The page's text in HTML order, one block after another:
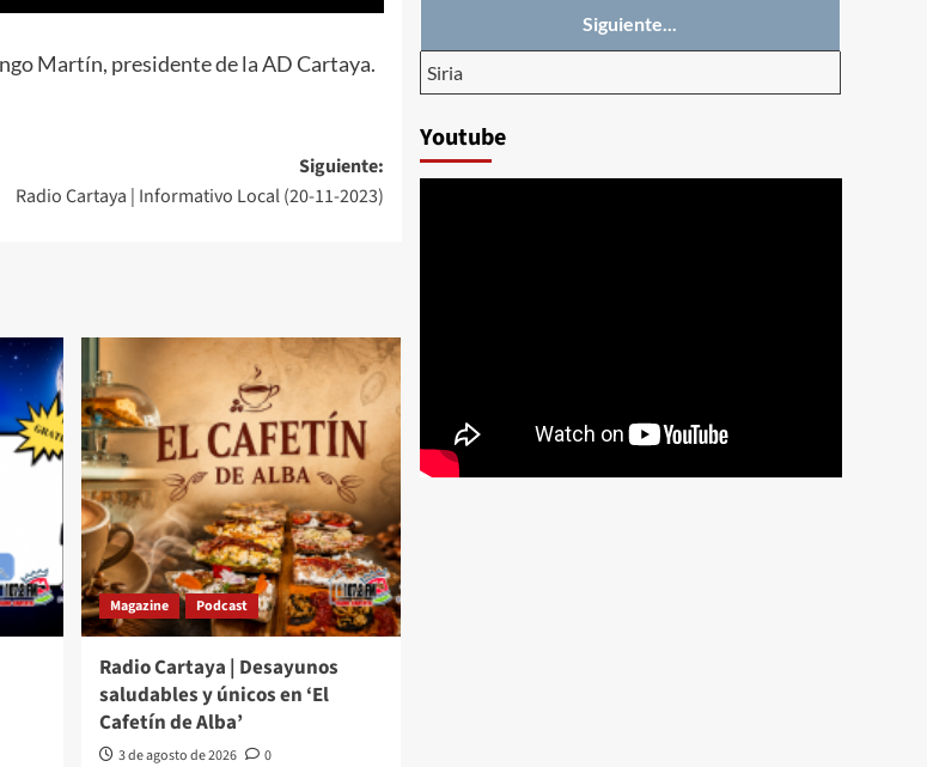
Martín, presidente de la AD Cartaya.
Siguiente:
Radio Cartaya | Informativo Local (20-11-2023)
Magazine Podcast
Radio Cartaya | Desayunos
saludables y únicos en ‘El
Cafetín de Alba’
3 de agosto de 2026 0
Siguiente...
Siria
Youtube